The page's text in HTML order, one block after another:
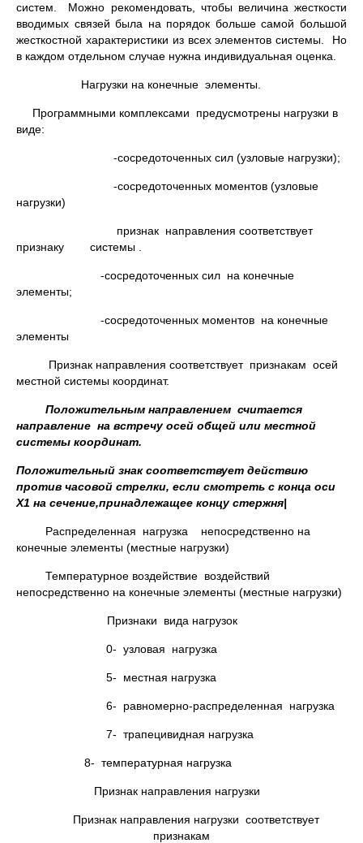
систем. Можно рекомендовать, чтобы величина жесткости
вводимых связей была на порядок больше самой большой
жесткостной характеристики из всех элементов системы. Но
в каждом отдельном случае нужна индивидуальная оценка.
Нагрузки на конечные элементы.
Программными комплексами предусмотрены нагрузки в
виде:
-сосредоточенных сил (узловые нагрузки);
-сосредоточенных моментов (узловые
нагрузки)
признак направления соответствует
признаку системы .
-сосредоточенных сил на конечные
элементы;
-сосредоточенных моментов на конечные
элементы
Признак направления соответствует признакам осей
местной системы координат.
Положительным направлением считается
направление на встречу осей общей или местной
системы координат.
Положительный знак соответствует действию
прoтив часовой стрелки, если смотреть с конца оси
X1 на сечение,принадлежащее концу стержня|
Распределенная нагрузка непосредственно на
конечные элементы (местные нагрузки)
Температурное воздействие воздействий
непосредственно на конечные элементы (местные нагрузки)
Признаки вида нагрузок
0- узловая нагрузка
5- местная нагрузка
6- равномерно-распределенная нагрузка
7- трапецивидная нагрузка
8- температурная нагрузка
Признак направления нагрузки
Признак направления нагрузки соответствует
признакам